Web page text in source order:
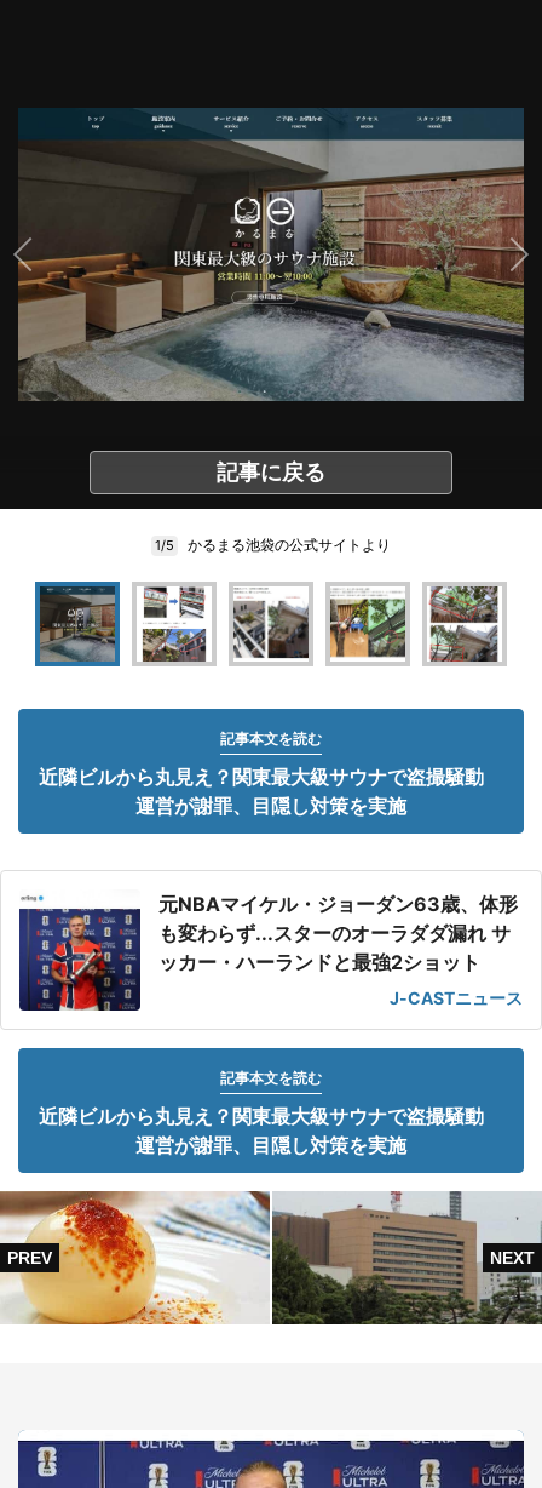
記事に戻る
1/5 かるまる池袋の公式サイトより
記事本文を読む
近隣ビルから丸見え？関東最大級サウナで盗撮騒動
運営が謝罪、目隠し対策を実施
元NBAマイケル・ジョーダン63歳、体形
も変わらず...スターのオーラダダ漏れ サ
ッカー・ハーランドと最強2ショット
J-CASTニュース
記事本文を読む
近隣ビルから丸見え？関東最大級サウナで盗撮騒動
運営が謝罪、目隠し対策を実施